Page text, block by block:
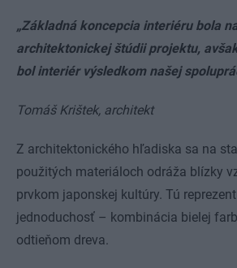
„Základná koncepcia interiéru bola
architektonickej štúdii projektu,
bol interiér výsledkom našej
Tomáš Krištek, architekt
Z architektonického hľadiska sa na
použitých materiáloch odráža blízky
prvkom japonskej kultúry. Tú
jednoduchosť – kombinácia bielej
odtieňom dreva.